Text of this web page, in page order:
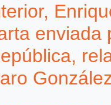
enviada